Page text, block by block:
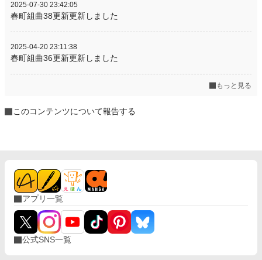
2025-07-30 23:42:05
春町組曲38更新更新しました
2025-04-20 23:11:38
春町組曲36更新更新しました
もっと見る
このコンテンツについて報告する
アプリ一覧
公式SNS一覧